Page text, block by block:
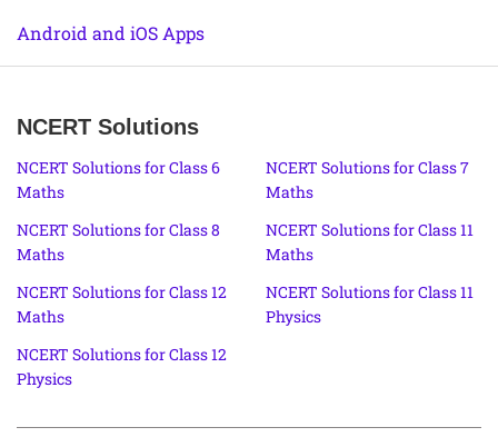
Android and iOS Apps
NCERT Solutions
NCERT Solutions for Class 6
Maths
NCERT Solutions for Class 7
Maths
NCERT Solutions for Class 8
Maths
NCERT Solutions for Class 11
Maths
NCERT Solutions for Class 12
Maths
NCERT Solutions for Class 11
Physics
NCERT Solutions for Class 12
Physics